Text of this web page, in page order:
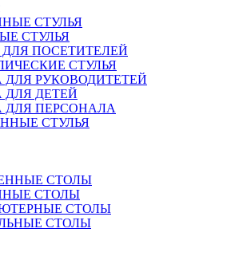
СТУЛЬЯ
СТУЛЬЯ
ДЛЯ ПОСЕТИТЕЛЕЙ
СТУЛЬЯ
ДЛЯ РУКОВОДИТЕТЕЙ
ДЛЯ ДЕТЕЙ
ДЛЯ ПЕРСОНАЛА
СТУЛЬЯ
СТОЛЫ
СТОЛЫ
СТОЛЫ
СТОЛЫ